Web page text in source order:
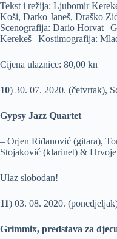
Tekst i režija: Ljubomir
Koši, Darko Janeš, Draško
Scenografija: Dario Horvat |
Kerekeš | Kostimografija:
Cijena ulaznice: 80,00 kn
10) 30. 07. 2020. (četvrtak),
Gypsy Jazz Quartet
– Orjen Riđanović (gitara),
Stojaković (klarinet) &
Ulaz slobodan!
11) 03. 08. 2020.
Grimmix, predstava za